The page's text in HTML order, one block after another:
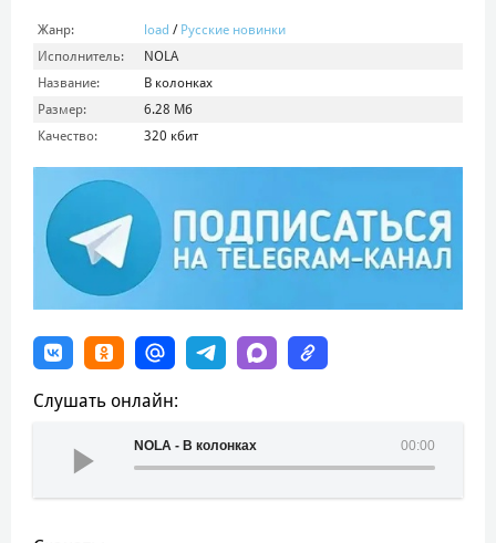
Жанр: load / Русские новинки
Исполнитель:
NOLA
Название:
В колонках
Размер:
6.28 Мб
Качество:
320 кбит
Слушать онлайн:
00:00
NOLA - В колонках